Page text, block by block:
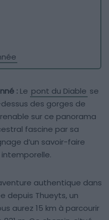
: Le pont du Diable se
des gorges de
sur ce panorama
fascine par sa
d’un savoir-faire
authentique dans
depuis Thueyts, un
aurez 15 km à parcourir